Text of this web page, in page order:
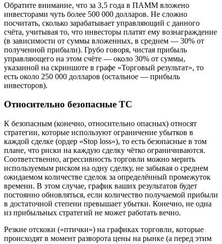
Обратите внимание, что за 3,5 года в ПАММ вложено
инвесторами чуть более 500 000 долларов. Не сложно
посчитать, сколько зарабатывает управляющий с данного
счёта, учитывая то, что инвесторы платят ему вознаграждение
(в зависимости от суммы вложенных, в среднем — 30% от
полученной прибыли). Грубо говоря, чистая прибыль
управляющего на этом счёте — около 30% от суммы,
указанной на скриншоте в графе «Торговый результат», то
есть около 250 000 долларов (остальное — прибыль
инвесторов).
Относительно безопасные ТС
К безопасным (конечно, относительно опасных) относят
стратегии, которые используют ограничение убытков в
каждой сделке (ордер «Stop loss»), то есть безопасные в том
плане, что риски на каждую сделку чётко ограничиваются.
Соответственно, агрессивность торговли можно мерить
используемым риском на одну сделку, не забывая о среднем
ожидаемом количестве сделок за определённый промежуток
времени. В этом случае, график ваших результатов будет
постоянно обновляться, если количество получаемой прибыли
в достаточной степени превышает убытки. Конечно, не одна
из прибыльных стратегий не может работать вечно.
Резкие отскоки («птички») на графиках торговли, которые
происходят в момент разворота цены на рынке (а перед этим